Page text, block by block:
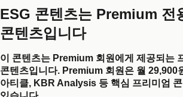
ESG 콘텐츠는 Premium 전
콘텐츠입니다
이 콘텐츠는 Premium 회원에게 제공되는
콘텐츠입니다. Premium 회원은 월 29,900
아티클, KBR Analysis 등 핵심 프리미엄